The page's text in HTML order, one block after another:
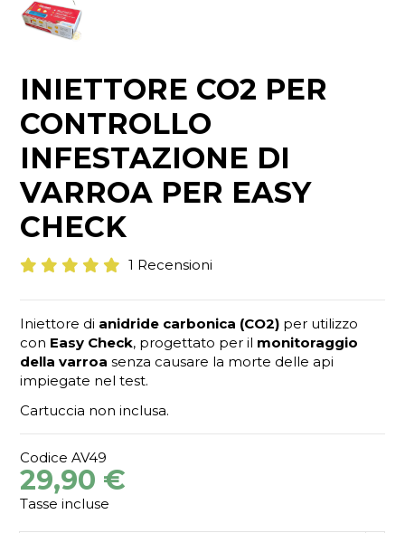
INIETTORE CO2 PER
CONTROLLO
INFESTAZIONE DI
VARROA PER EASY
CHECK
1 Recensioni
Iniettore di anidride carbonica (CO2) per utilizzo
con Easy Check, progettato per il monitoraggio
della varroa senza causare la morte delle api
impiegate nel test.
Cartuccia non inclusa.
Codice AV49
29,90 €
Tasse incluse